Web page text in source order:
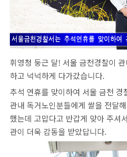
휘영청 둥근 달! 서울 금천경찰이
하고 넉넉하게 다가갔습니다.
추석 연휴를 맞이하여 서울 금천 경
관내 독거노인분들에게 쌀을 전달
했는데 고맙다고 반갑게 맞아 주셔
관이 더욱 감동을 받았답니다.